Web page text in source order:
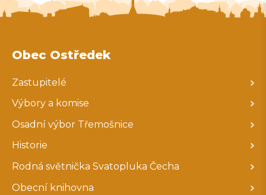
Obec Ostředek
Zastupitelé
Výbory a komise
Osadní výbor Třemošnice
Historie
Rodná světnička Svatopluka Čecha
Obecní knihovna